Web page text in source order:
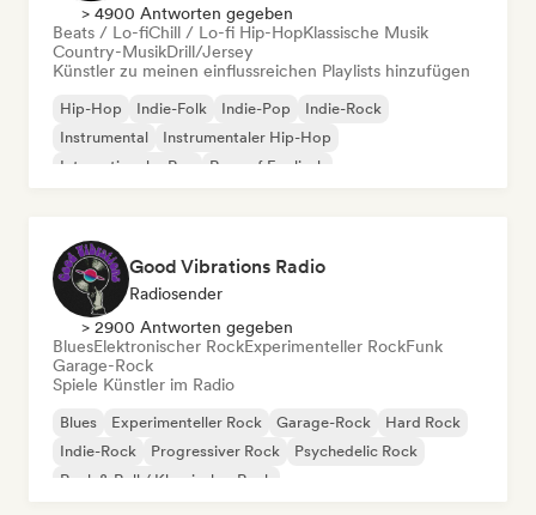
> 4900 Antworten gegeben
Beats / Lo-fiChill / Lo-fi Hip-HopKlassische Musik
Country-MusikDrill/Jersey
Künstler zu meinen einflussreichen Playlists hinzufügen
Hip-Hop Indie-Folk Indie-Pop
Indie-Rock
Instrumental
Instrumentaler Hip-Hop
Internationaler Rap
Rap auf Englisch
Good Vibrations Radio
Radiosender
> 2900 Antworten gegeben
BluesElektronischer RockExperimenteller RockFunk
Garage-Rock
Spiele Künstler im Radio
Blues Experimenteller Rock Garage-Rock
Hard Rock
Indie-Rock
Progressiver Rock
Psychedelic Rock
Rock & Roll / Klassischer Rock